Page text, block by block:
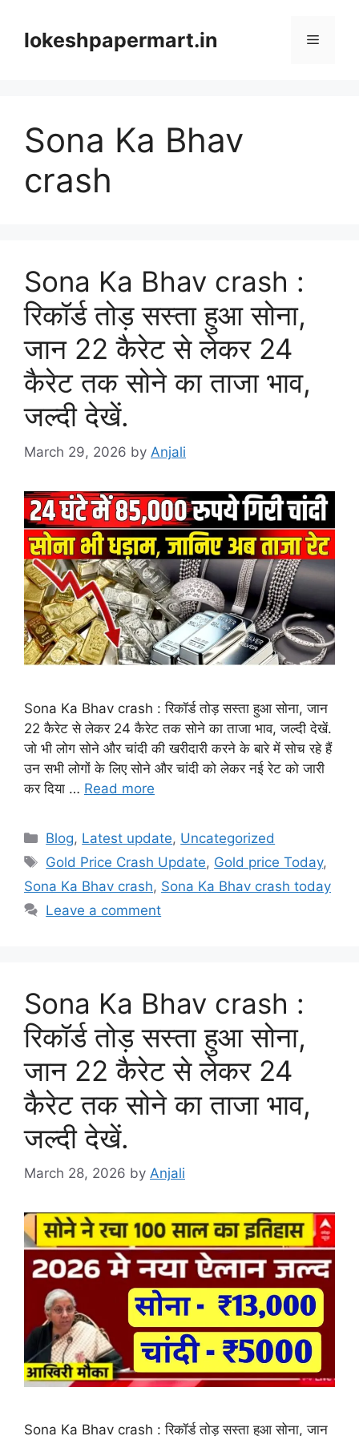
contentlokeshpapermart.in Menu
Sona Ka Bhav
crash
Sona Ka Bhav crash :
रिकॉर्ड तोड़ सस्ता हुआ सोना,
जान 22 कैरेट से लेकर 24
कैरेट तक सोने का ताजा भाव,
जल्दी देखें.
March 29, 2026 by Anjali
Sona Ka Bhav crash : रिकॉर्ड तोड़ सस्ता हुआ सोना, जान
22 कैरेट से लेकर 24 कैरेट तक सोने का ताजा भाव, जल्दी देखें.
जो भी लोग सोने और चांदी की खरीदारी करने के बारे में सोच रहे हैं
उन सभी लोगों के लिए सोने और चांदी को लेकर नई रेट को जारी
कर दिया … Read more
Categories
Blog, Latest update, Uncategorized
Tags
Gold Price Crash Update, Gold price Today,
Sona Ka Bhav crash, Sona Ka Bhav crash today
Leave a comment
Sona Ka Bhav crash :
रिकॉर्ड तोड़ सस्ता हुआ सोना,
जान 22 कैरेट से लेकर 24
कैरेट तक सोने का ताजा भाव,
जल्दी देखें.
March 28, 2026 by Anjali
Sona Ka Bhav crash : रिकॉर्ड तोड़ सस्ता हुआ सोना, जान